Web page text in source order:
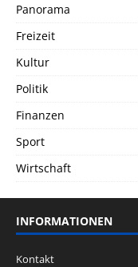
Panorama
Freizeit
Kultur
Politik
Finanzen
Sport
Wirtschaft
INFORMATIONEN
Kontakt